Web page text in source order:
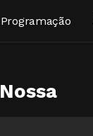
Programação